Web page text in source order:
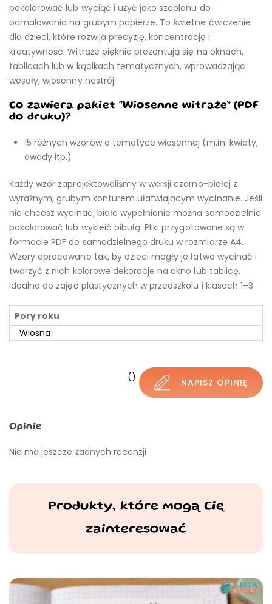
pokolorować lub wyciąć i użyć jako szablonu do
odmalowania na grubym papierze. To świetne ćwiczenie
dla dzieci, które rozwija precyzję, koncentrację i
kreatywność. Witraże pięknie prezentują się na oknach,
tablicach lub w kącikach tematycznych, wprowadzając
wesoły, wiosenny nastrój.
Co zawiera pakiet “Wiosenne witraże” (PDF
do druku)?
15 różnych wzorów o tematyce wiosennej (m.in. kwiaty,
owady itp.)
Każdy wzór zaprojektowaliśmy w wersji czarno-białej z
wyraźnym, grubym konturem ułatwiającym wycinanie. Jeśli
nie chcesz wycinać, białe wypełnienie można samodzielnie
pokolorować lub wykleić bibułą. Pliki przygotowane są w
formacie PDF do samodzielnego druku w rozmiarze A4.
Wzory opracowano tak, by dzieci mogły je łatwo wycinać i
tworzyć z nich kolorowe dekoracje na okno lub tablicę.
Idealne do zajęć plastycznych w przedszkolu i klasach 1–3.
Pory roku
Wiosna
() NAPISZ OPINIĘ
Opinie
Nie ma jeszcze żadnych recenzji
Produkty, które mogą Cię
zainteresować